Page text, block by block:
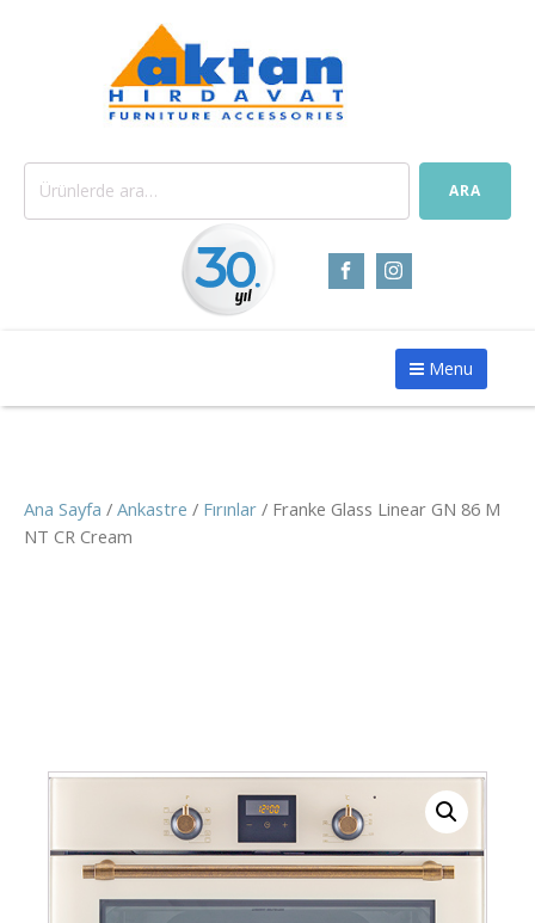
Ara: ARA
Menu
Ana Sayfa / Ankastre / Fırınlar / Franke Glass Linear GN 86 M
NT CR Cream